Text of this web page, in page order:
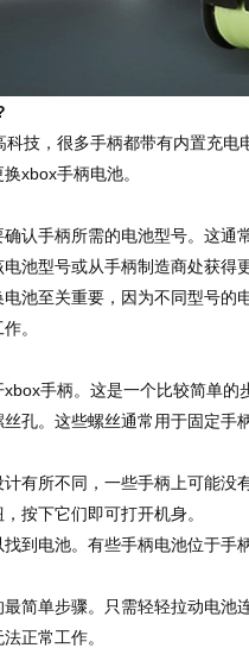
，很多手柄都带有内置充电
xbox手柄电池。
手柄所需的电池型号。这通
池型号或从手柄制造商处获得
至关重要，因为不同型号的
。
手柄。这是一个比较简单的
。这些螺丝通常用于固定手
所不同，一些手柄上可能没
按下它们即可打开机身。
电池。有些手柄电池位于手柄
单步骤。只需轻轻拉动电池
正常工作。